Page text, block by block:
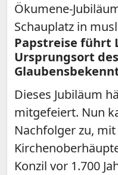
Ökumene-
Schauplatz in
Papstreise führt
Ursprungsort des
Dieses Jubiläum
mitgefeiert. Nun
Nachfolger zu,
Konzil vor 1.700